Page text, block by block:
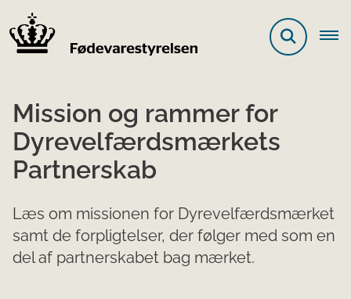
Mission og rammer for
Dyrevelfærdsmærkets
Partnerskab
Læs om missionen for Dyrevelfærdsmærket
samt de forpligtelser, der følger med som en
del af partnerskabet bag mærket.